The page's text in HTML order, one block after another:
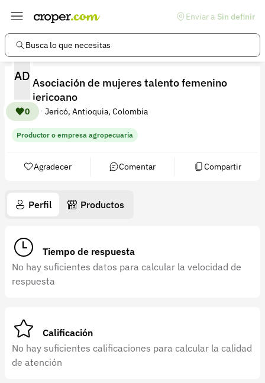
Enviar a Sin definir
Busca lo que necesitas
AD
0
Asociación de mujeres talento femenino
jericoano
Jericó, Antioquia, Colombia
Productor o empresa agropecuaria
Agradecer Comentar Compartir
Perfil Productos
Tiempo de respuesta
No hay suficientes datos para calcular la velocidad de
respuesta
Calificación
No hay suficientes calificaciones para calcular la calidad
de atención
Enlaces de interés
Preguntas frecuentes
Información legal
Términos y condiciones
Cuenta
Registrarse
Recuperar contraseña
+57 323 2931928
contacto@croper.com